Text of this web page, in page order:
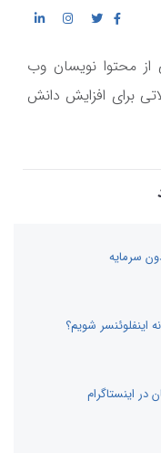
از محتوا نویسان وب
برای افزایش دانش
اینفلوئنسر شویم؟
در اینستاگرام